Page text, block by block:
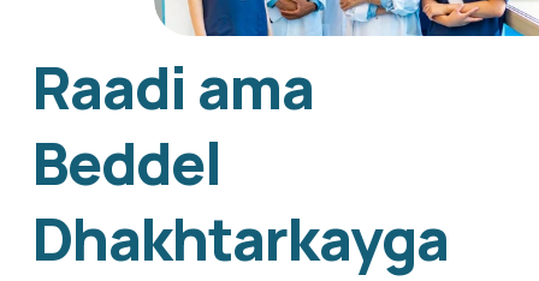
Raadi ama
Beddel
Dhakhtarkayga